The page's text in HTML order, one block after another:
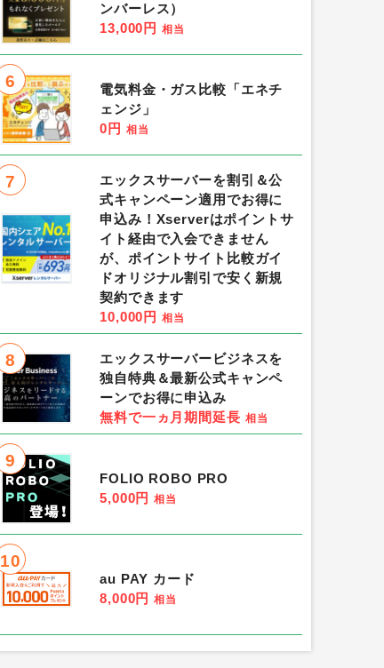
ンバーレス）
13,000円 相当
6
電気料金・ガス比較「エネチ
ェンジ」
0円 相当
7
エックスサーバーを割引＆公
式キャンペーン適用でお得に
申込み！Xserverはポイントサ
イト経由で入会できません
が、ポイントサイト比較ガイ
ドオリジナル割引で安く新規
契約できます
10,000円 相当
8
エックスサーバービジネスを
独自特典＆最新公式キャンペ
ーンでお得に申込み
無料で一ヵ月期間延長 相当
9
FOLIO ROBO PRO
5,000円 相当
10
au PAY カード
8,000円 相当